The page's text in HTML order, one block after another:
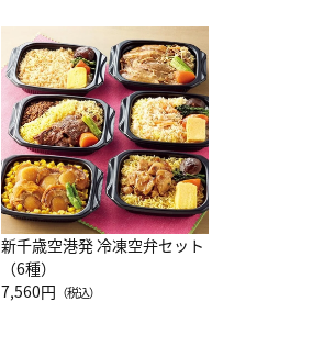
新千歳空港発 冷凍空弁セット
（6種）
7,560円 （税込）